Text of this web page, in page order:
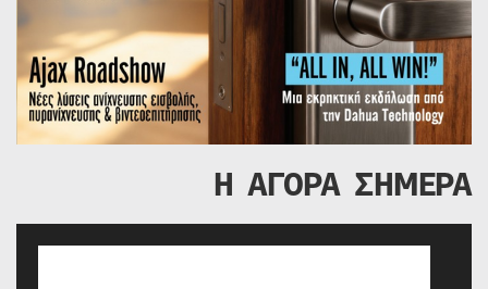
Η ΑΓΟΡΑ ΣΗΜΕΡΑ